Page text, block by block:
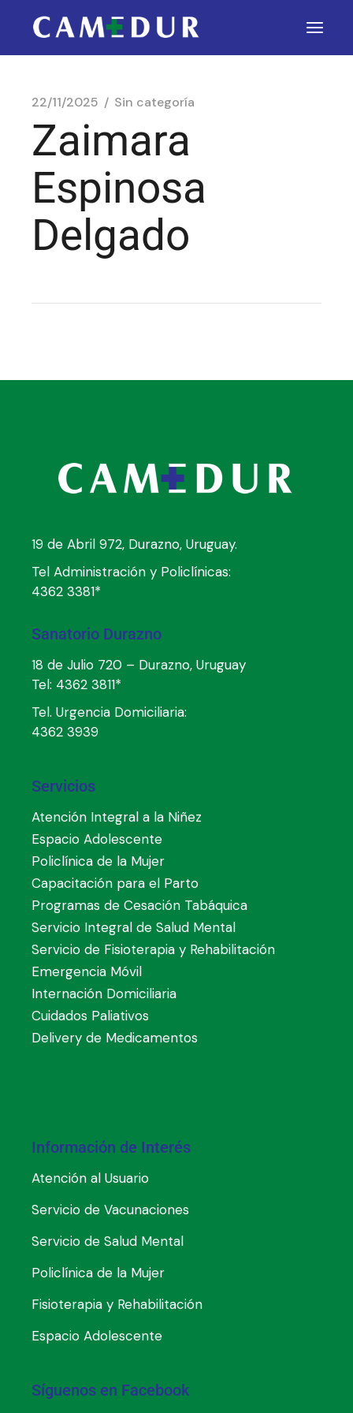
22/11/2025 Sin categoría
Zaimara
Espinosa
Delgado
19 de Abril 972, Durazno, Uruguay.
Tel Administración y Policlínicas:
4362 3381*
Sanatorio Durazno
18 de Julio 720 – Durazno, Uruguay
Tel: 4362 3811*
Tel. Urgencia Domiciliaria:
4362 3939
Servicios
Atención Integral a la Niñez
Espacio Adolescente
Policlínica de la Mujer
Capacitación para el Parto
Programas de Cesación Tabáquica
Servicio Integral de Salud Mental
Servicio de Fisioterapia y Rehabilitación
Emergencia Móvil
Internación Domiciliaria
Cuidados Paliativos
Delivery de Medicamentos
Información de Interés
Atención al Usuario
Servicio de Vacunaciones
Servicio de Salud Mental
Policlínica de la Mujer
Fisioterapia y Rehabilitación
Espacio Adolescente
Síguenos en Facebook